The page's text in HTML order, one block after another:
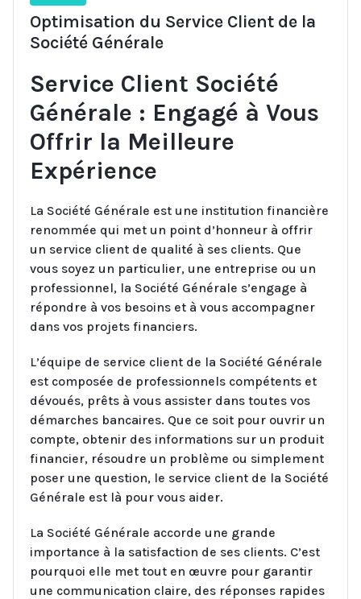
Optimisation du Service Client de la
Société Générale
Service Client Société
Générale : Engagé à Vous
Offrir la Meilleure
Expérience
La Société Générale est une institution financière
renommée qui met un point d’honneur à offrir
un service client de qualité à ses clients. Que
vous soyez un particulier, une entreprise ou un
professionnel, la Société Générale s’engage à
répondre à vos besoins et à vous accompagner
dans vos projets financiers.
L’équipe de service client de la Société Générale
est composée de professionnels compétents et
dévoués, prêts à vous assister dans toutes vos
démarches bancaires. Que ce soit pour ouvrir un
compte, obtenir des informations sur un produit
financier, résoudre un problème ou simplement
poser une question, le service client de la Société
Générale est là pour vous aider.
La Société Générale accorde une grande
importance à la satisfaction de ses clients. C’est
pourquoi elle met tout en œuvre pour garantir
une communication claire, des réponses rapides